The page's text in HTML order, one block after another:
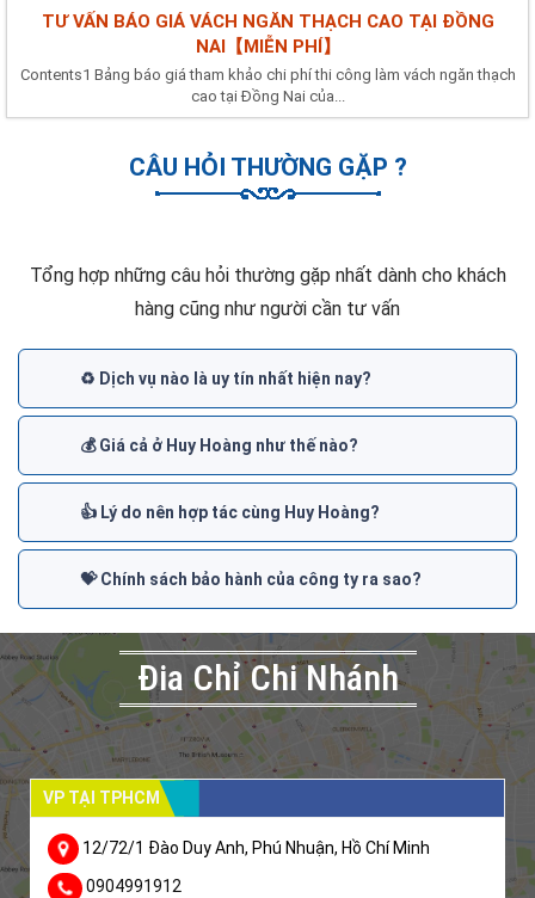
TƯ VẤN BÁO GIÁ VÁCH NGĂN THẠCH CAO TẠI ĐỒNG
NAI【MIỄN PHÍ】
Contents1 Bảng báo giá tham khảo chi phí thi công làm vách ngăn thạch
cao tại Đồng Nai của...
CÂU HỎI THƯỜNG GẶP ?
Tổng hợp những câu hỏi thường gặp nhất dành cho khách
hàng cũng như người cần tư vấn
♻️ Dịch vụ nào là uy tín nhất hiện nay?
💰 Giá cả ở Huy Hoàng như thế nào?
👍 Lý do nên hợp tác cùng Huy Hoàng?
💝 Chính sách bảo hành của công ty ra sao?
Đia Chỉ Chi Nhánh
VP TẠI TPHCM
12/72/1 Đào Duy Anh, Phú Nhuận, Hồ Chí Minh
0904991912